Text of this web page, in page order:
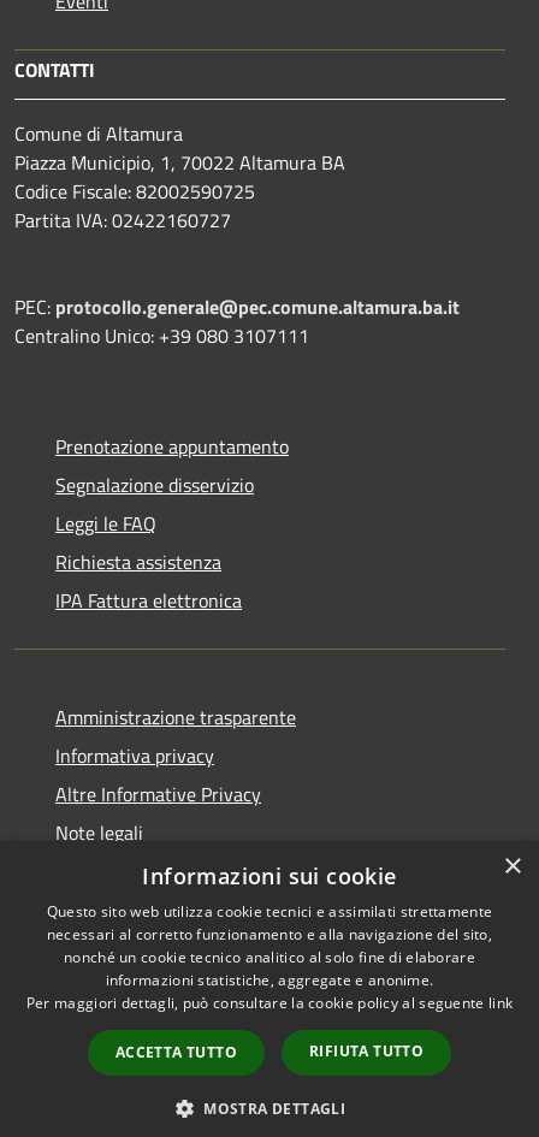
CONTATTI
Comune di Altamura
Piazza Municipio, 1, 70022 Altamura BA
Codice Fiscale: 82002590725
Partita IVA: 02422160727
PEC: protocollo.generale@pec.comune.altamura.ba.it
Centralino Unico: +39 080 3107111
Prenotazione appuntamento
Segnalazione disservizio
Leggi le FAQ
Richiesta assistenza
IPA Fattura elettronica
Amministrazione trasparente
Informativa privacy
Altre Informative Privacy
Note legali
Dichiarazione di accessibilità
RSS
Accessibilità
Copyright © 2026 • Comune di
Municipium•
Accesso
redazione
×
Informazioni sui cookie
Questo sito web utilizza cookie tecnici e assimilati strettamente
necessari al corretto funzionamento e alla navigazione del sito,
nonché un cookie tecnico analitico al solo fine di elaborare
informazioni statistiche, aggregate e anonime.
Per maggiori dettagli, può consultare la cookie policy al seguente link
ACCETTA TUTTO RIFIUTA TUTTO
MOSTRA DETTAGLI